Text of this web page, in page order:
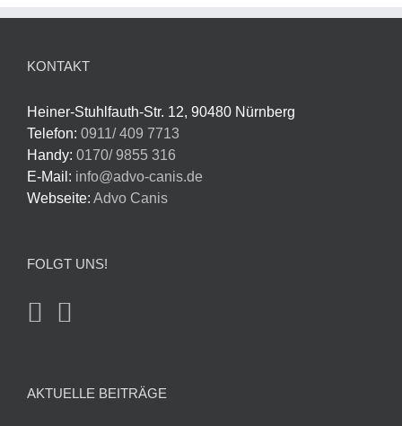
KONTAKT
Heiner-Stuhlfauth-Str. 12, 90480 Nürnberg
Telefon: 0911/ 409 7713
Handy: 0170/ 9855 316
E-Mail: info@advo-canis.de
Webseite: Advo Canis
FOLGT UNS!
AKTUELLE BEITRÄGE